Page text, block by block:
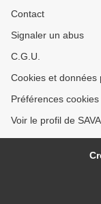
Contact
Signaler un abus
C.G.U.
Cookies et données
Préférences cookies
Voir le profil de